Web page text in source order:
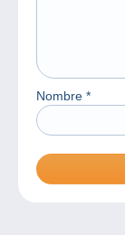
Nombre *